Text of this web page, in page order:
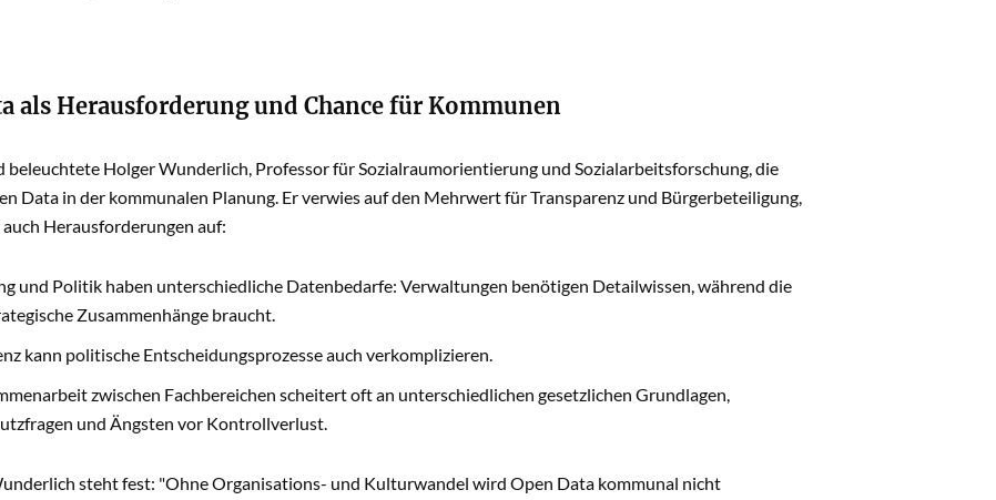
als Herausforderung und Chance für Kommunen
beleuchtete Holger Wunderlich, Professor für Sozialraumorientierung und Sozialarbeitsforschung, die
Data in der kommunalen Planung. Er verwies auf den Mehrwert für Transparenz und Bürgerbeteiligung,
Herausforderungen auf:
und Politik haben unterschiedliche Datenbedarfe: Verwaltungen benötigen Detailwissen, während die
Zusammenhänge braucht.
kann politische Entscheidungsprozesse auch verkomplizieren.
zwischen Fachbereichen scheitert oft an unterschiedlichen gesetzlichen Grundlagen,
und Ängsten vor Kontrollverlust.
steht fest: "Ohne Organisations- und Kulturwandel wird Open Data kommunal nicht